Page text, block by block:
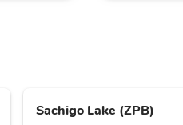
Sachigo Lake (ZPB)